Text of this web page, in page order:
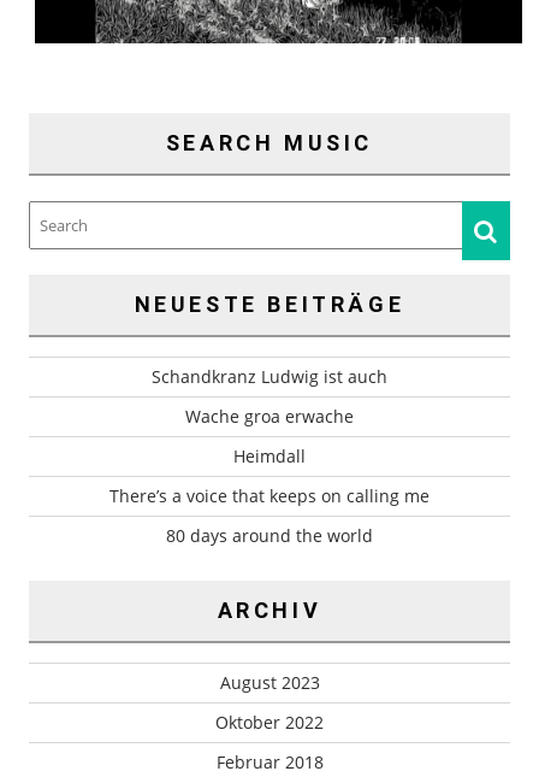
SEARCH MUSIC
NEUESTE BEITRÄGE
Schandkranz Ludwig ist auch
Wache groa erwache
Heimdall
There’s a voice that keeps on calling me
80 days around the world
ARCHIV
August 2023
Oktober 2022
Februar 2018